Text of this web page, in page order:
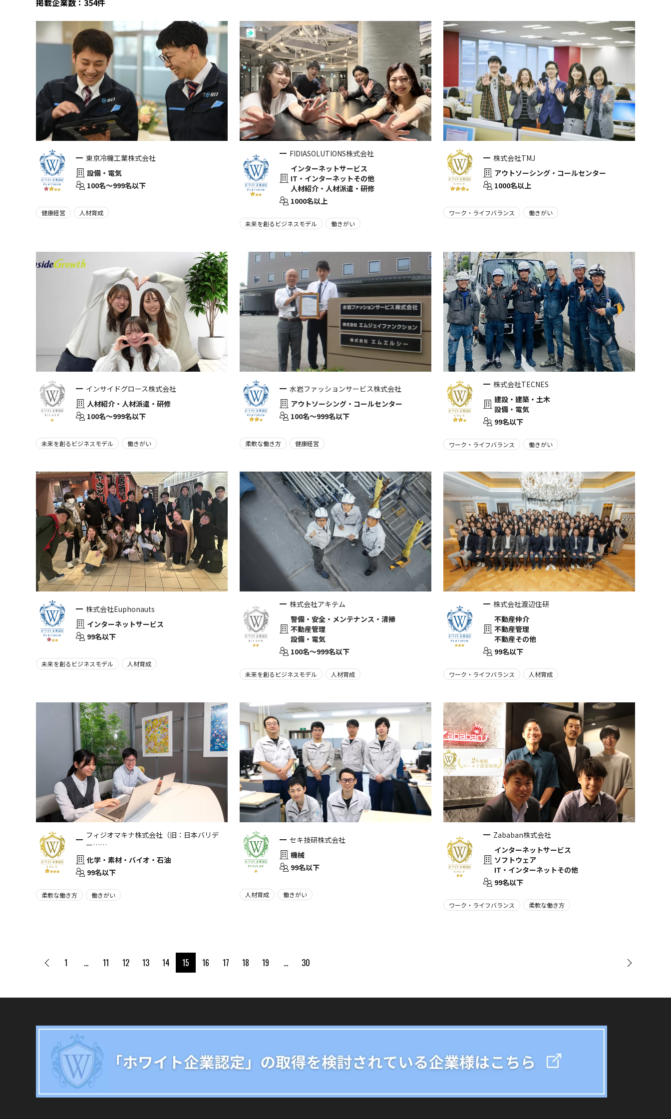
東京冷機工業株式会社
設備・電気
100名〜999名以下
健康経営 人材育成
FIDIASOLUTIONS株式会社
インターネットサービス
IT・インターネットその他
人材紹介・人材派遣・研修
1000名以上
未来を創るビジネスモデル 働きがい
株式会社TMJ
アウトソーシング・コールセンター
1000名以上
ワーク・ライフバランス 働きがい
インサイドグロース株式会社
人材紹介・人材派遣・研修
100名〜999名以下
未来を創るビジネスモデル 働きがい
水岩ファッションサービス株式会社
アウトソーシング・コールセンター
100名〜999名以下
柔軟な働き方 健康経営
株式会社TECNES
建設・建築・土木
設備・電気
99名以下
ワーク・ライフバランス 働きがい
株式会社Euphonauts
インターネットサービス
99名以下
未来を創るビジネスモデル 人材育成
株式会社アキテム
警備・安全・メンテナンス・清掃
不動産管理
設備・電気
100名〜999名以下
未来を創るビジネスモデル 人材育成
株式会社渡辺住研
不動産仲介
不動産管理
不動産その他
99名以下
ワーク・ライフバランス 人材育成
フィジオマキナ株式会社（旧：日本バリデ
ー……
化学・素材・バイオ・石油
99名以下
柔軟な働き方 働きがい
セキ技研株式会社
機械
99名以下
人材育成 働きがい
Zababan株式会社
インターネットサービス
ソフトウェア
IT・インターネットその他
99名以下
ワーク・ライフバランス 柔軟な働き方
1 … 11 12 13 14 15 16 17 18 19 … 30